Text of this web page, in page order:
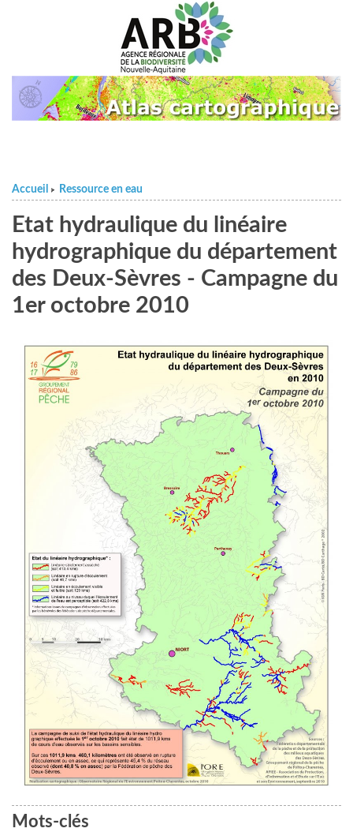
Accueil > Ressource en eau
Etat hydraulique du linéaire
hydrographique du département
des Deux-Sèvres - Campagne du
1er octobre 2010
Mots-clés